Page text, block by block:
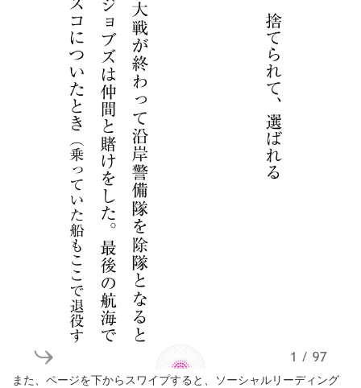
また、ページを下からスワイプすると、ソーシャルリーディング